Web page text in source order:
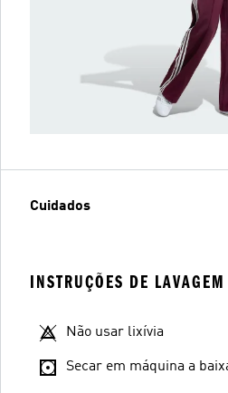
Cuidados
INSTRUÇÕES DE LAVAGEM
Não usar lixívia
Secar em máquina a